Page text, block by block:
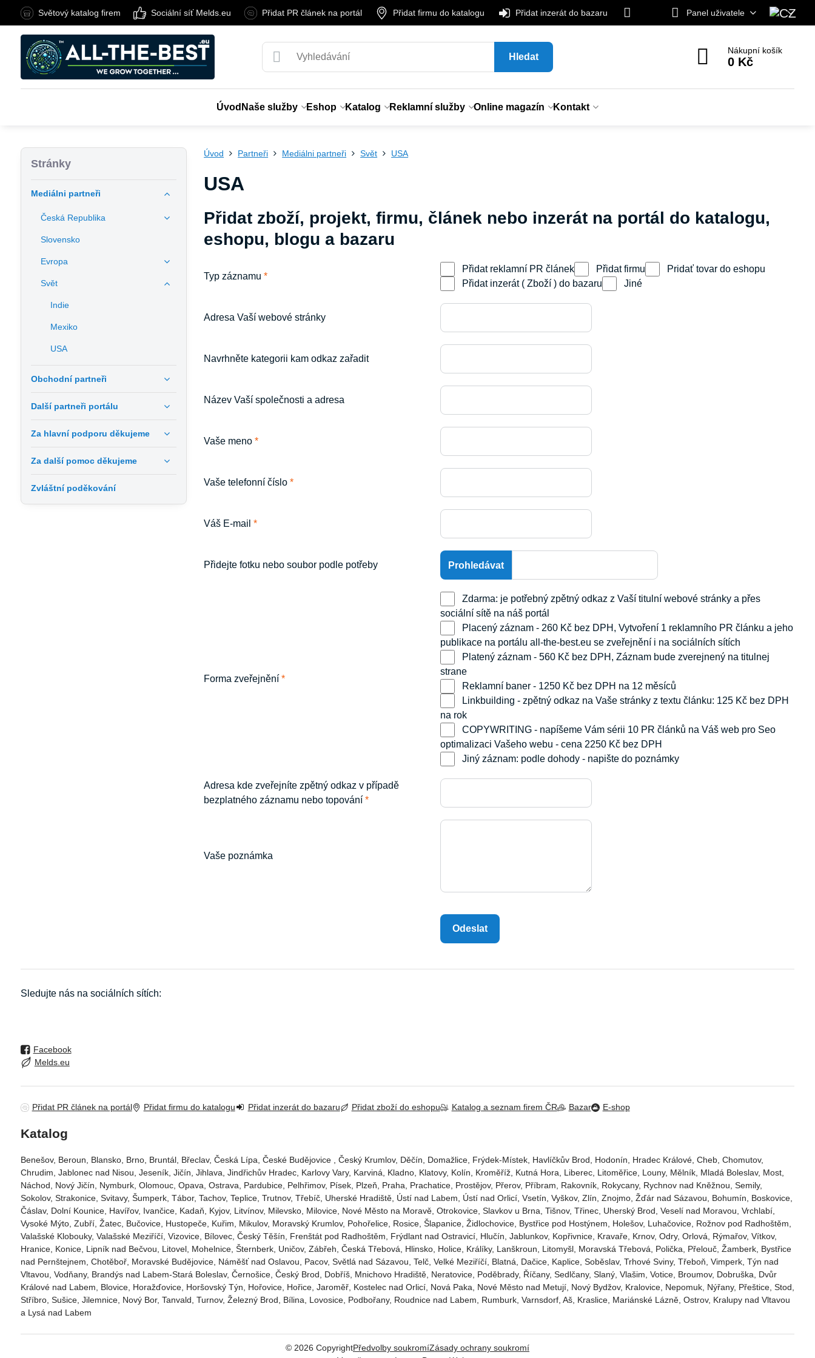
Světový katalog firem Sociální síť Melds.eu Přidat PR článek na portál Přidat firmu do katalogu Přidat inzerát do bazaru Panel uživatele
Hledat
Nákupní košík
0 Kč
Úvod Naše služby Eshop Katalog Reklamní služby Online magazín Kontakt
Úvod Partneři Mediálni partneři Svět USA
USA
Přidat zboží, projekt, firmu, článek nebo inzerát na portál do katalogu,
eshopu, blogu a bazaru
Typ záznamu*
Přidat reklamní PR článek Přidat firmu
Pridať tovar do eshopu
Přidat inzerát ( Zboží ) do bazaru
Jiné
Adresa Vaší webové stránky
Navrhněte kategorii kam odkaz zařadit
Název Vaší společnosti a adresa
Vaše meno*
Vaše telefonní číslo*
Váš E-mail*
Přidejte fotku nebo soubor podle potřeby
Forma zveřejnění*
sociální sítě na náš portál
publikace na portálu all-the-best.eu se zveřejnění i na sociálních sítích
strane
Reklamní baner - 1250 Kč bez DPH na 12 měsíců
na rok
optimalizaci Vašeho webu - cena 2250 Kč bez DPH
Jiný záznam: podle dohody - napište do poznámky
Adresa kde zveřejníte zpětný odkaz v případě
bezplatného záznamu nebo topování*
Vaše poznámka
Odeslat
Stránky
Mediálni partneři
Česká Republika
Slovensko
Evropa
Svět
Indie
Mexiko
USA
Obchodní partneři
Další partneři portálu
Za hlavní podporu děkujeme
Za další pomoc děkujeme
Zvláštní poděkování
Sledujte nás na sociálních sítích:
Facebook
Melds.eu
Přidat PR článek na portál Přidat firmu do katalogu Přidat inzerát do bazaru Přidat zboží do eshopu Katalog a seznam firem ČR Bazar E-shop
Katalog
Benešov, Beroun, Blansko, Brno, Bruntál, Břeclav, Česká Lípa‎, České Budějovice‎ , Český Krumlov‎, Děčín‎, Domažlice‎, Frýdek-Místek‎, Havlíčkův Brod‎, Hodonín, Hradec Králové‎, Cheb‎, Chomutov‎,
Chrudim‎, Jablonec nad Nisou‎, Jeseník‎, Jičín‎, Jihlava, Jindřichův Hradec‎, Karlovy Vary‎, Karviná‎, Kladno‎, Klatovy‎, Kolín‎, Kroměříž‎, Kutná Hora‎, Liberec‎, Litoměřice‎, Louny‎, Mělník‎, Mladá Boleslav‎, Most‎,
Náchod‎, Nový Jičín‎, Nymburk‎, Olomouc‎, Opava, Ostrava‎, Pardubice‎, Pelhřimov‎, Písek‎‎, Plzeň‎‎‎, Praha‎, Prachatice‎, Prostějov‎, Přerov‎, Příbram‎, Rakovník‎, Rokycany, Rychnov nad Kněžnou, Semily‎,
Sokolov‎, Strakonice, Svitavy, Šumperk, Tábor, Tachov, Teplice, Trutnov‎, Třebíč, Uherské Hradiště, Ústí nad Labem‎, Ústí nad Orlicí‎, Vsetín, Vyškov, Zlín, Znojmo, Žďár nad Sázavou, Bohumín, Boskovice‎,
Čáslav‎, Dolní Kounice‎, Havířov‎, Ivančice‎, Kadaň, Kyjov, Litvínov‎, Milevsko‎, Milovice‎, Nové Město na Moravě‎, Otrokovice‎‎, Slavkov u Brna‎, Tišnov‎, Třinec‎, Uherský Brod‎, Veselí nad Moravou‎, Vrchlabí‎,
Vysoké Mýto‎, Zubří‎, Žatec‎, Bučovice, Hustopeče, Kuřim, Mikulov, Moravský Krumlov, Pohořelice, Rosice, Šlapanice, Židlochovice, Bystřice pod Hostýnem, Holešov, Luhačovice, Rožnov pod Radhoštěm,
Valašské Klobouky, Valašské Meziříčí, Vizovice, Bílovec, Český Těšín, Frenštát pod Radhoštěm, Frýdlant nad Ostravicí, Hlučín, Jablunkov, Kopřivnice, Kravaře, Krnov, Odry, Orlová, Rýmařov, Vítkov,
Hranice, Konice, Lipník nad Bečvou, Litovel, Mohelnice, Šternberk, Uničov, Zábřeh, Česká Třebová, Hlinsko, Holice, Králíky, Lanškroun, Litomyšl, Moravská Třebová, Polička, Přelouč, Žamberk, Bystřice
nad Pernštejnem, Chotěboř, Moravské Budějovice, Náměšť nad Oslavou, Pacov, Světlá nad Sázavou, Telč, Velké Meziříčí, Blatná, Dačice, Kaplice, Soběslav, Trhové Sviny, Třeboň, Vimperk, Týn nad
Vltavou, Vodňany, Brandýs nad Labem-Stará Boleslav, Černošice, Český Brod, Dobříš, Mnichovo Hradiště, Neratovice, Poděbrady, Říčany, Sedlčany, Slaný, Vlašim, Votice, Broumov, Dobruška, Dvůr
Králové nad Labem, Blovice, Horažďovice, Horšovský Týn, Hořovice, Hořice, Jaroměř, Kostelec nad Orlicí, Nová Paka, Nové Město nad Metují, Nový Bydžov, Kralovice, Nepomuk, Nýřany, Přeštice, Stod,
Stříbro, Sušice, Jilemnice, Nový Bor, Tanvald, Turnov, Železný Brod, Bílina, Lovosice, Podbořany, Roudnice nad Labem, Rumburk, Varnsdorf, Aš, Kraslice, Mariánské Lázně, Ostrov, Kralupy nad Vltavou
a Lysá nad Labem
© 2026 CopyrightPředvolby soukromíZásady ochrany soukromí